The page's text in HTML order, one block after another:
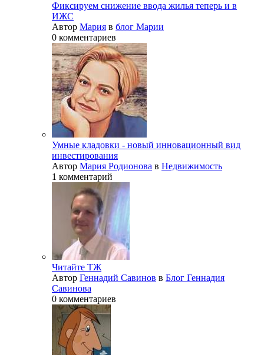
Фиксируем снижение ввода жилья теперь и в
ИЖС
Автор Мария в блог Марии
0 комментариев
Умные кладовки - новый инновационный вид
инвестирования
Автор Мария Родионова в Недвижимость
1 комментарий
Читайте ТЖ
Автор Геннадий Савинов в Блог Геннадия
Савинова
0 комментариев